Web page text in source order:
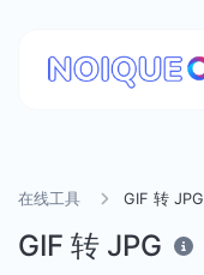
在线工具 GIF 转 JPG
GIF 转 JPG